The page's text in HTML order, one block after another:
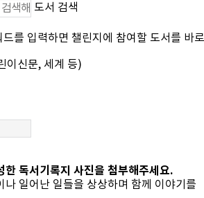
도서 검색
를 입력하면 챌린지에 참여할 도서를 바
이신문, 세계 등)
한 독서기록지 사진을 첨부해주세요.
나 일어난 일들을 상상하며 함께 이야기를